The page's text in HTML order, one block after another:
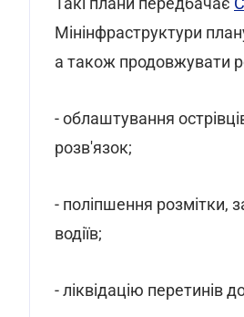
Мінінфраструктури
а також продовжувати
- облаштування
розв'язок;
- поліпшення розмітки,
водіїв;
- ліквідацію перетинів